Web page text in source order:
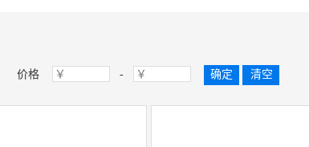
价格 - 确定 清空